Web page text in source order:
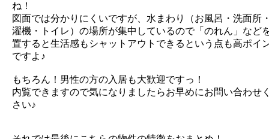
ね！
図面では分かりにくいですが、水まわり（お風呂・洗面所
濯機・トイレ）の場所が集中しているので「のれん」など
置すると生活感もシャットアウトできるという点も高ポイ
ですよ♪
もちろん！男性の方の入居も大歓迎ですっ！
内覧できますので気になりましたらお早めにお問い合わせ
さい♪